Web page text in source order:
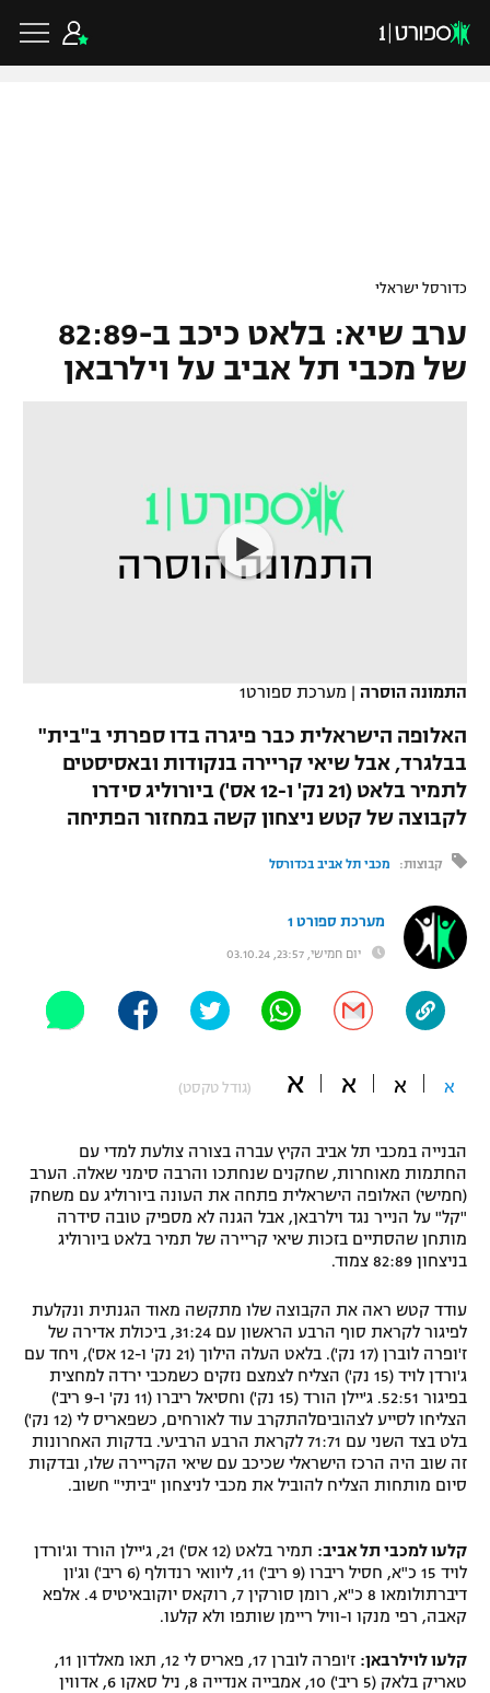
לוח שידורים
ברחבה
"מעל הליגה" – פודקאסט
"מחצית בשכונה" – פודקאסט
משתתפים וזוכים בפרסים
תקנון משתתפים וזוכים בפרסים
תקנון עבור פעילות אלקטרה
תקנון עבור פעילות ספורט 1 – "מרלן"
טניס
גיימינג E-Sports
תנאי שימוש
מדיניות פרטיות
תקנון פעילות ספורט 1
הצטרפות לחבילת הערוצים
לוח דרושים – ג'ובנט
תגיות
גביע הטוטו
הפועל תל אביב
הפועל חיפה
הפועל באר שבע
בני יהודה
ליגת האלופות
ליגה אירופית
ליגה הולנדית
ליגה סינית
ליגה ברזילאית
ליגות נוספות
כדורסל ישראלי
מכבי תל אביב
ג'ודו
אגרוף
ספורט אולימפי
UFC
היאבקות WWE
אופניים
ספורט מוטורי
פוטבול אמריקאי NFL
בייסבול MLB
אומנויות לחימה
גיימינג E-Sports
כדורסל ישראלי
ערב שיא: בלאט כיכב ב-82:89
של מכבי תל אביב על וילרבאן
התמונה הוסרה | מערכת ספורט1
האלופה הישראלית כבר פיגרה בדו ספרתי ב"בית"
בבלגרד, אבל שיאי קריירה בנקודות ובאסיסטים
לתמיר בלאט (21 נק' ו-12 אס') ביורוליג סידרו
לקבוצה של קטש ניצחון קשה במחזור הפתיחה
קבוצות: מכבי תל אביב בכדורסל
מערכת ספורט 1
יום חמישי, 23:57, 03.10.24
א א א א (גודל טקסט)
הבנייה במכבי תל אביב הקיץ עברה בצורה צולעת למדי עם
החתמות מאוחרות, שחקנים שנחתכו והרבה סימני שאלה. הערב
(חמישי) האלופה הישראלית פתחה את העונה ביורוליג עם משחק
"קל" על הנייר נגד וילרבאן, אבל הגנה לא מספיק טובה סידרה
מותחן שהסתיים בזכות שיאי קריירה של תמיר בלאט ביורוליג
בניצחון 82:89 צמוד.
עודד קטש ראה את הקבוצה שלו מתקשה מאוד הגנתית ונקלעת
לפיגור לקראת סוף הרבע הראשון עם 31:24, ביכולת אדירה של
ז'ופרה לוברן (17 נק'). בלאט העלה הילוך (21 נק' ו-12 אס'), ויחד עם
ג'ורדן לויד (15 נק') הצליח לצמצם נזקים כשמכבי ירדה למחצית
בפיגור 52:51. ג'יילן הורד (15 נק') וחסיאל ריברו (11 נק' ו-9 ריב')
הצליחו לסייע לצהוביםלהתקרב עוד לאורחים, כשפאריס לי (12 נק')
בלט בצד השני עם 71:71 לקראת הרבע הרביעי. בדקות האחרונות
זה שוב היה הרכז הישראלי שכיכב עם שיאי הקריירה שלו, ובדקות
סיום מותחות הצליח להוביל את מכבי לניצחון "ביתי" חשוב.
קלעו למכבי תל אביב:
תמיר בלאט (12 אס') 21, ג'יילן הורד וג'ורדן
לויד 15 כ"א, חסיל ריברו (9 ריב') 11, ליוואי רנדולף (6 ריב') וג'ון
דיברתולומאו 8 כ"א, רומן סורקין 7, רוקאס יוקובאיטיס 4. אלפא
קאבה, רפי מנקו ו-וויל ריימן שותפו ולא קלעו.
קלעו לוילרבאן:
ז'ופרה לוברן 17, פאריס לי 12, תאו מאלדון 11,
טאריק בלאק (5 ריב') 10, אמבייה אנדייה 8, ניל סאקו 6, אדווין